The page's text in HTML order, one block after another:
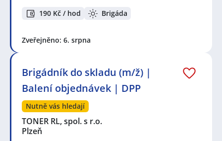
190 Kč / hod Brigáda
Zveřejněno: 6. srpna
Brigádník do skladu (m/ž) |
Balení objednávek | DPP
Nutně vás hledají
TONER RL, spol. s r.o.
Plzeň